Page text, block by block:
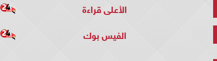
الأعلى قراءة
الفيس بوك